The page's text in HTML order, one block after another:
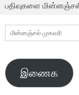
பதிவுகளை
மின்னஞ்சல்
முகவரி
இணைக